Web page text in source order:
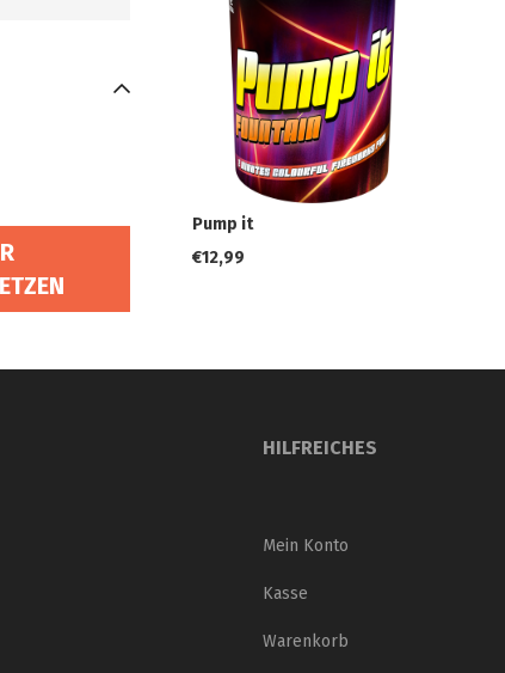
Pump it
€12,99
HILFREICHES
Mein Konto
Kasse
Warenkorb